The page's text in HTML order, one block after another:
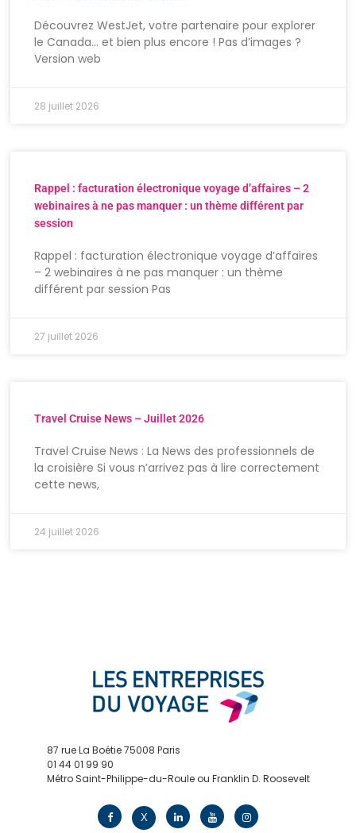
Découvrez WestJet, votre partenaire pour explorer
le Canada… et bien plus encore ! Pas d’images ?
Version web
28 juillet 2026
Rappel : facturation électronique voyage d’affaires – 2
webinaires à ne pas manquer : un thème différent par
session
Rappel : facturation électronique voyage d’affaires
– 2 webinaires à ne pas manquer : un thème
différent par session Pas
27 juillet 2026
Travel Cruise News – Juillet 2026
Travel Cruise News : La News des professionnels de
la croisière Si vous n’arrivez pas à lire correctement
cette news,
24 juillet 2026
87 rue La Boétie 75008 Paris
01 44 01 99 90
Métro Saint-Philippe-du-Roule ou Franklin D. Roosevelt
X